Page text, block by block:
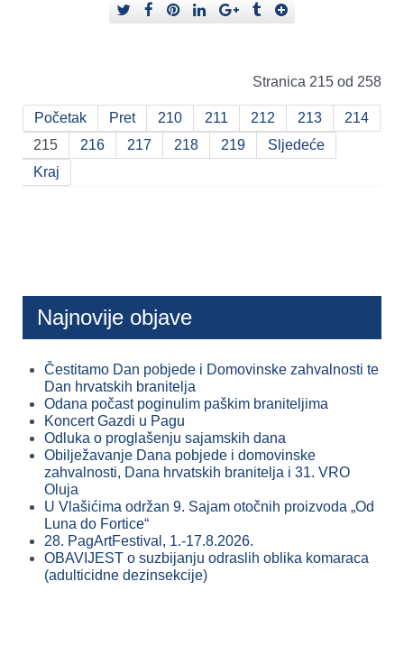
Stranica 215 od 258
Početak Pret 210 211 212 213
214
215
216 217 218 219
Sljedeće
Kraj
Najnovije objave
Čestitamo Dan pobjede i Domovinske zahvalnosti te
Dan hrvatskih branitelja
Odana počast poginulim paškim braniteljima
Koncert Gazdi u Pagu
Odluka o proglašenju sajamskih dana
Obilježavanje Dana pobjede i domovinske
zahvalnosti, Dana hrvatskih branitelja i 31. VRO
Oluja
U Vlašićima održan 9. Sajam otočnih proizvoda „Od
Luna do Fortice“
28. PagArtFestival, 1.-17.8.2026.
OBAVIJEST o suzbijanju odraslih oblika komaraca
(adulticidne dezinsekcije)